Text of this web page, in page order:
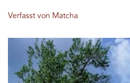
Verfasst von Matcha